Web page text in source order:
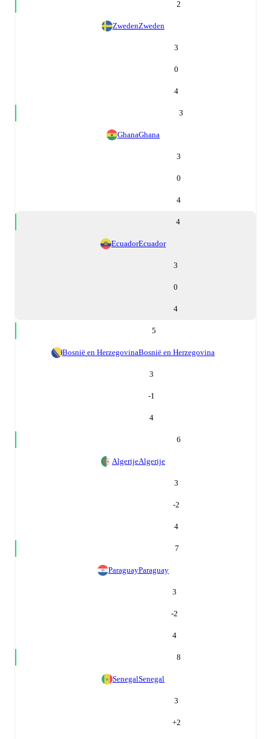
2
ZwedenZweden
3
0
4
3
GhanaGhana
3
0
4
4
EcuadorEcuador
3
0
4
5
Bosnië en HerzegovinaBosnië en Herzegovina
3
-1
4
6
AlgerijeAlgerije
3
-2
4
7
ParaguayParaguay
3
-2
4
8
SenegalSenegal
3
+2